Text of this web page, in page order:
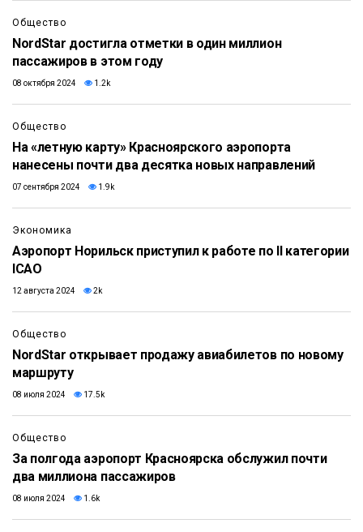
Общество
NordStar достигла отметки в один миллион
пассажиров в этом году
08 октября 2024 1.2k
Общество
На «летную карту» Красноярского аэропорта
нанесены почти два десятка новых направлений
07 сентября 2024 1.9k
Экономика
Аэропорт Норильск приступил к работе по II категории
ICAO
12 августа 2024 2k
Общество
NordStar открывает продажу авиабилетов по новому
маршруту
08 июля 2024 17.5k
Общество
За полгода аэропорт Красноярска обслужил почти
два миллиона пассажиров
08 июля 2024 1.6k